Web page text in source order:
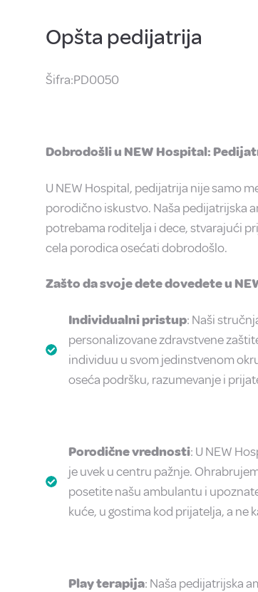
Opšta pedijatrija
Šifra:PD0050
Dobrodošli u NEW Hospital:
U NEW Hospital, pedijatrija nije samo
porodično iskustvo. Naša pedijatrijska
potrebama roditelja i dece, stvarajući
cela porodica osećati dobrodošlo.
Zašto da svoje dete dovedete u
Individualni pristup: Naši
personalizovane zdravstvene
individuu u svom jedinstvenom
oseća podršku, razumevanje i
Porodične vrednosti: U NEW
je uvek u centru pažnje.
posetite našu ambulantu i
kuće, u gostima kod prijatelja, a ne
Play terapija: Naša pedijatrijska